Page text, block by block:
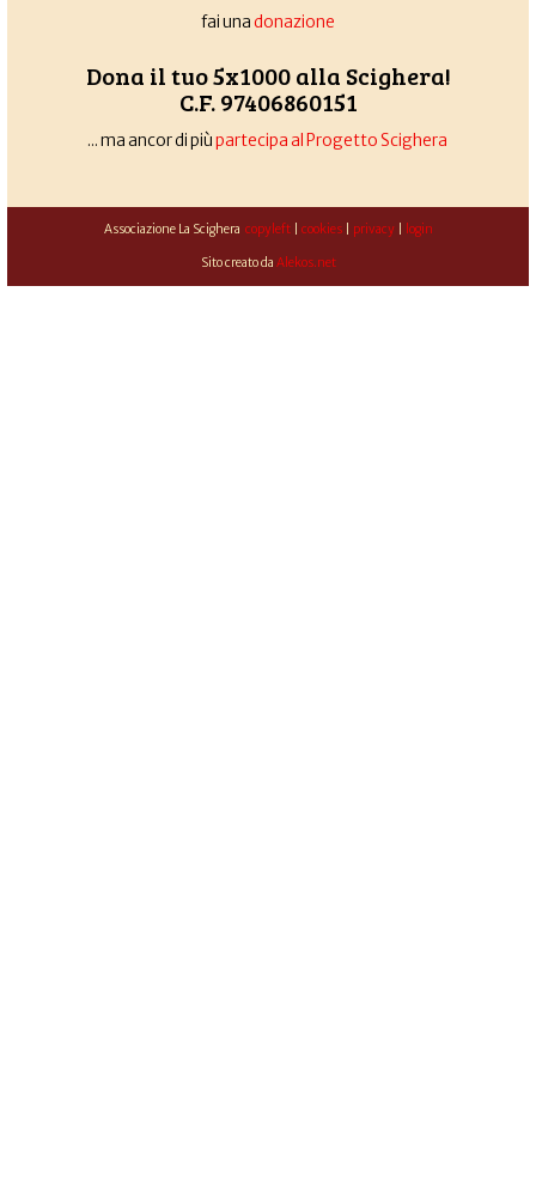
fai unadonazione
Dona il tuo 5x1000 alla Scighera!
C.F. 97406860151
... ma ancor di piùpartecipa al Progetto Scighera
Associazione La Scighera copyleft| cookies| privacy| login
Sito creato da Alekos.net